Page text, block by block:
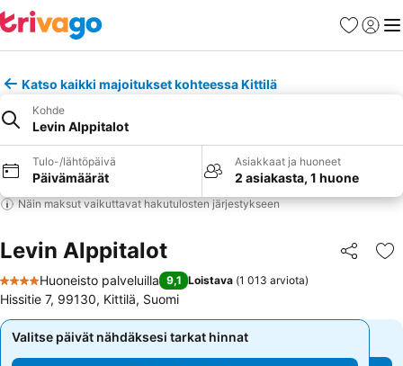
Suosikit
Katso kaikki majoitukset kohteessa Kittilä
Kohde
Levin Alppitalot
Tulo-/lähtöpäivä
Päivämäärät
Asiakkaat ja huoneet
2 asiakasta, 1 huone
Näin maksut vaikuttavat hakutulosten järjestykseen
Levin Alppitalot Jaa
4 Tähtiluokitus
Huoneisto palveluilla 9,1 Loistava (1 013 arviota)
Hissitie 7, 99130, Kittilä, Suomi
Valitse päivät nähdäksesi tarkat hinnat
Valitse päivät nähdäksesi tarkat hinnat